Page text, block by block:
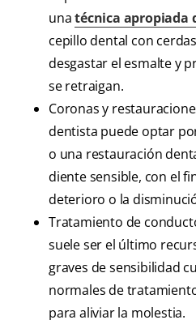
unatécnica apropiada
cepillo dental con
desgastar el esmalte y
se retraigan.
Coronas y
dentista puede optar
o una restauración
diente sensible, con el
deterioro o la
Tratamiento de
suele ser el último
graves de sensibilidad
normales de
para aliviar la molestia.